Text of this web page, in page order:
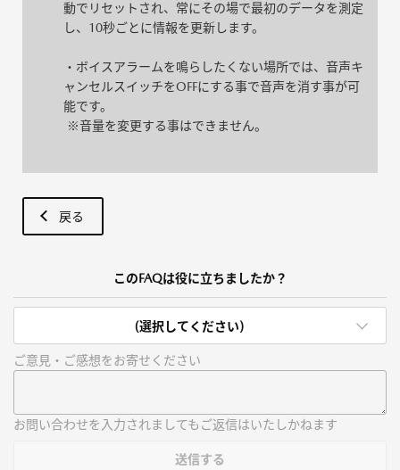
動でリセットされ、常にその場で最初のデータを測定
し、10秒ごとに情報を更新します。
・ボイスアラームを鳴らしたくない場所では、音声キ
ャンセルスイッチをOFFにする事で音声を消す事が可
能です。
※音量を変更する事はできません。
戻る
このFAQは役に立ちましたか？
(選択してください)
ご意見・ご感想をお寄せください
お問い合わせを入力されましてもご返信はいたしかねます
送信する